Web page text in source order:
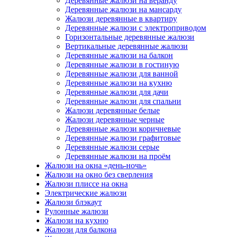
Деревянные жалюзи на мансарду
Жалюзи деревянные в квартиру
Деревянные жалюзи с электроприводом
Горизонтальные деревянные жалюзи
Вертикальные деревянные жалюзи
Деревянные жалюзи на балкон
Деревянные жалюзи в гостиную
Деревянные жалюзи для ванной
Деревянные жалюзи на кухню
Деревянные жалюзи для дачи
Деревянные жалюзи для спальни
Жалюзи деревянные белые
Жалюзи деревянные черные
Деревянные жалюзи коричневые
Деревянные жалюзи графитовые
Деревянные жалюзи серые
Деревянные жалюзи на проём
Жалюзи на окна «день-ночь»
Жалюзи на окно без сверления
Жалюзи плиссе на окна
Электрические жалюзи
Жалюзи блэкаут
Рулонные жалюзи
Жалюзи на кухню
Жалюзи для балкона